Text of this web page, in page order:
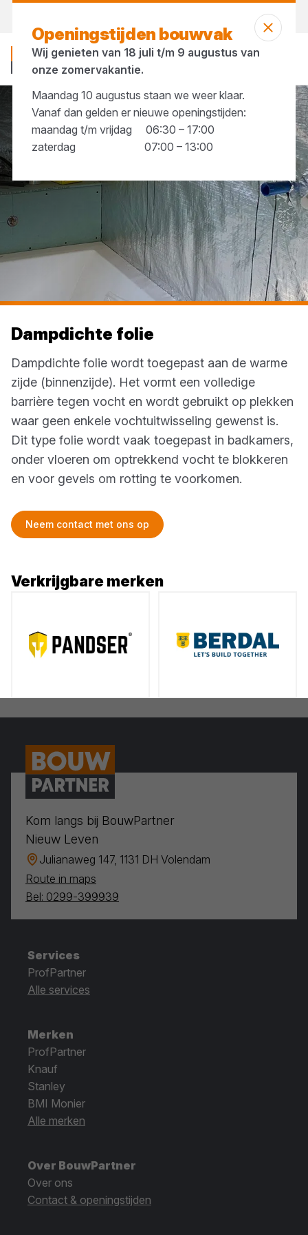
... Dampdichte folie
Dampdichte folie
Dampdichte folie wordt toegepast aan de warme
zijde (binnenzijde). Het vormt een volledige
barrière tegen vocht en wordt gebruikt op plekken
waar geen enkele vochtuitwisseling gewenst is.
Dit type folie wordt vaak toegepast in badkamers,
onder vloeren om optrekkend vocht te blokkeren
en voor gevels om rotting te voorkomen.
Neem contact met ons op
Verkrijgbare merken
Openingstijden bouwvak
Wij genieten van 18 juli t/m 9 augustus van
onze zomervakantie.
Maandag 10 augustus staan we weer klaar.
Vanaf dan gelden er nieuwe openingstijden:
maandag t/m vrijdag 06:30 – 17:00
zaterdag 07:00 – 13:00
Kom langs bij BouwPartner
Nieuw Leven
Julianaweg 147, 1131 DH Volendam
Route in maps
Bel: 0299-399939
Services
ProfPartner
Alle services
Merken
ProfPartner
Knauf
Stanley
BMI Monier
Alle merken
Over BouwPartner
Over ons
Contact & openingstijden